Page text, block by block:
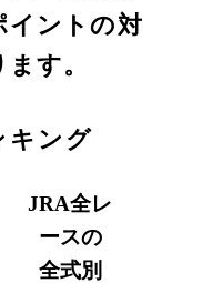
イントの対
す。
キング
JRA全レ
ースの
全式別